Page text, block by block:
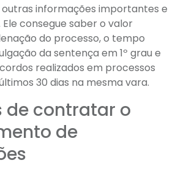
informações importantes e
consegue saber o valor
do processo, o tempo
da sentença em 1º grau e
realizados em processos
30 dias na mesma vara.
de contratar o
de